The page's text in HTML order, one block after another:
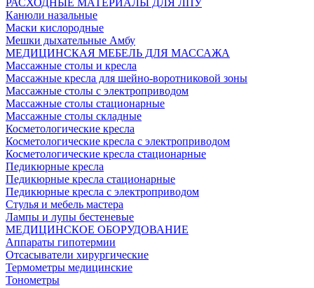
РАСХОДНЫЕ МАТЕРИАЛЫ ДЛЯ ЛПУ
Канюли назальные
Маски кислородные
Мешки дыхательные Амбу
МЕДИЦИНСКАЯ МЕБЕЛЬ ДЛЯ МАССАЖА
Массажные столы и кресла
Массажные кресла для шейно-воротниковой зоны
Массажные столы с электроприводом
Массажные столы стационарные
Массажные столы складные
Косметологические кресла
Косметологические кресла с электроприводом
Косметологические кресла стационарные
Педикюрные кресла
Педикюрные кресла стационарные
Педикюрные кресла с электроприводом
Стулья и мебель мастера
Лампы и лупы бестеневые
МЕДИЦИНСКОЕ ОБОРУДОВАНИЕ
Аппараты гипотермии
Отсасыватели хирургические
Термометры медицинские
Тонометры